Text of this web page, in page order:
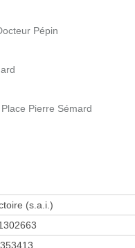
Pépin
Pierre Sémard
(s.a.i.)